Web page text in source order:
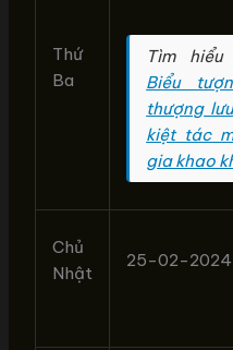
Thứ
Ba
Tìm hiểu
Biểu
thượng
kiệt tác
gia khao
Chủ
Nhật
25-02-2024